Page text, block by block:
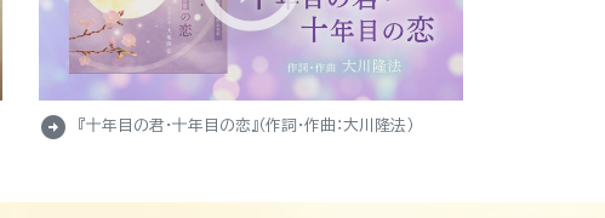
arrow_circle_right 『十年目の君・十年目の恋』（作詞・作曲：大川隆法）